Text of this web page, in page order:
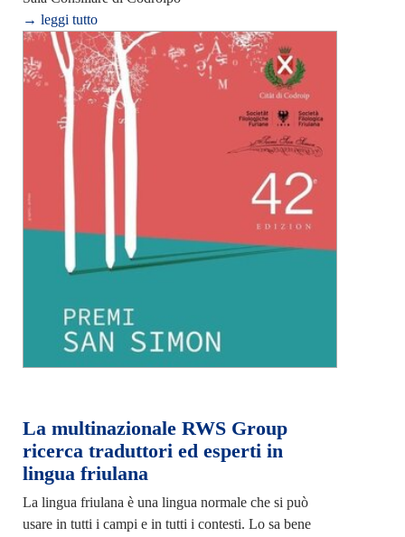
→ leggi tutto
La multinazionale RWS Group
ricerca traduttori ed esperti in
lingua friulana
La lingua friulana è una lingua normale che si può
usare in tutti i campi e in tutti i contesti. Lo sa bene